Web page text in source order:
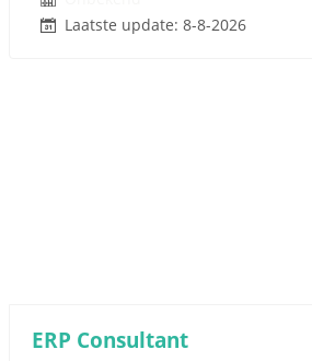
Laatste update: 8-8-2026
ERP Consultant